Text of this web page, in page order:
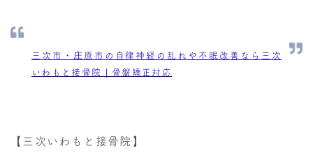
三次市・庄原市の自律神経の乱れや不眠改善なら三次
いわもと接骨院｜骨盤矯正対応
【三次いわもと接骨院】